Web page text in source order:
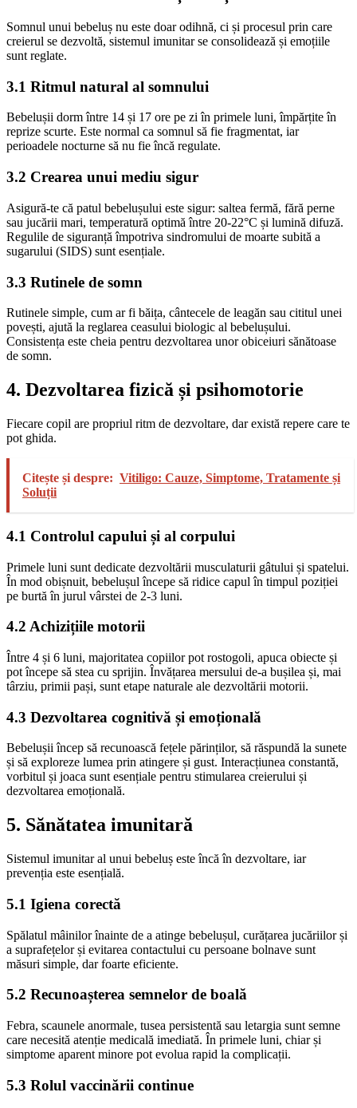
Somnul unui bebeluș nu este doar odihnă, ci și procesul prin care
creierul se dezvoltă, sistemul imunitar se consolidează și emoțiile
sunt reglate.
3.1 Ritmul natural al somnului
Bebelușii dorm între 14 și 17 ore pe zi în primele luni, împărțite în
reprize scurte. Este normal ca somnul să fie fragmentat, iar
perioadele nocturne să nu fie încă regulate.
3.2 Crearea unui mediu sigur
Asigură-te că patul bebelușului este sigur: saltea fermă, fără perne
sau jucării mari, temperatură optimă între 20-22°C și lumină difuză.
Regulile de siguranță împotriva sindromului de moarte subită a
sugarului (SIDS) sunt esențiale.
3.3 Rutinele de somn
Rutinele simple, cum ar fi băița, cântecele de leagăn sau cititul unei
povești, ajută la reglarea ceasului biologic al bebelușului.
Consistența este cheia pentru dezvoltarea unor obiceiuri sănătoase
de somn.
4. Dezvoltarea fizică și psihomotorie
Fiecare copil are propriul ritm de dezvoltare, dar există repere care te
pot ghida.
Citește și despre: Vitiligo: Cauze, Simptome, Tratamente și
Soluții
4.1 Controlul capului și al corpului
Primele luni sunt dedicate dezvoltării musculaturii gâtului și spatelui.
În mod obișnuit, bebelușul începe să ridice capul în timpul poziției
pe burtă în jurul vârstei de 2-3 luni.
4.2 Achizițiile motorii
Între 4 și 6 luni, majoritatea copiilor pot rostogoli, apuca obiecte și
pot începe să stea cu sprijin. Învățarea mersului de-a bușilea și, mai
târziu, primii pași, sunt etape naturale ale dezvoltării motorii.
4.3 Dezvoltarea cognitivă și emoțională
Bebelușii încep să recunoască fețele părinților, să răspundă la sunete
și să exploreze lumea prin atingere și gust. Interacțiunea constantă,
vorbitul și joaca sunt esențiale pentru stimularea creierului și
dezvoltarea emoțională.
5. Sănătatea imunitară
Sistemul imunitar al unui bebeluș este încă în dezvoltare, iar
prevenția este esențială.
5.1 Igiena corectă
Spălatul mâinilor înainte de a atinge bebelușul, curățarea jucăriilor și
a suprafețelor și evitarea contactului cu persoane bolnave sunt
măsuri simple, dar foarte eficiente.
5.2 Recunoașterea semnelor de boală
Febra, scaunele anormale, tusea persistentă sau letargia sunt semne
care necesită atenție medicală imediată. În primele luni, chiar și
simptome aparent minore pot evolua rapid la complicații.
5.3 Rolul vaccinării continue